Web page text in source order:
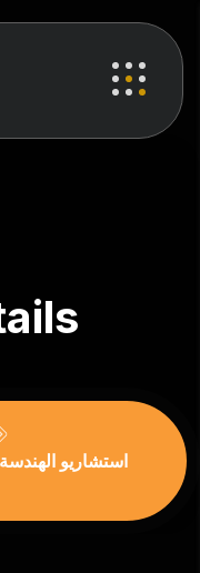
استشاريو